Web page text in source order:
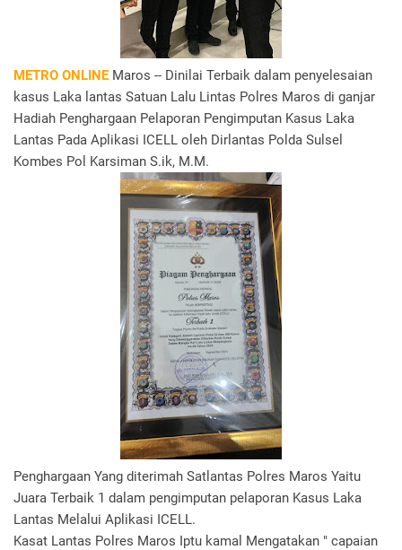
METRO ONLINEMaros -- Dinilai Terbaik dalam penyelesaian
kasus Laka lantas Satuan Lalu Lintas Polres Maros di ganjar
Hadiah Penghargaan Pelaporan Pengimputan Kasus Laka
Lantas Pada Aplikasi ICELL oleh Dirlantas Polda Sulsel
Kombes Pol Karsiman S.ik, M.M.
Penghargaan Yang diterimah Satlantas Polres Maros Yaitu
Juara Terbaik 1 dalam pengimputan pelaporan Kasus Laka
Lantas Melalui Aplikasi ICELL.
Kasat Lantas Polres Maros Iptu kamal Mengatakan " capaian